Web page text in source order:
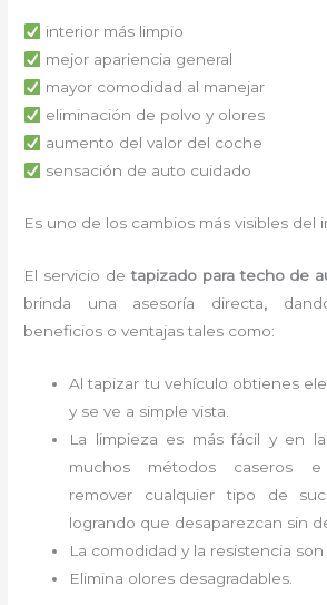
interior más limpio
mejor apariencia general
mayor comodidad al manejar
eliminación de polvo y olores
aumento del valor del coche
sensación de auto cuidado
Es uno de los cambios más visibles del
El servicio detapizado para techo de
brinda una asesoría directa,
beneficios o ventajas tales como:
Al tapizar tu vehículo obtienes
y se ve a simple vista.
La limpieza es más fácil y en
muchos métodos caseros e
remover cualquier tipo de
logrando que desaparezcan sin
La comodidad y la resistencia
Elimina olores desagradables.